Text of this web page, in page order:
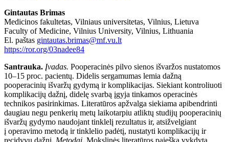
Gintautas Brimas
Medicinos fakultetas, Vilniaus universitetas, Vilnius, Lietuva
Faculty of Medicine, Vilnius University, Vilnius, Lithuania
El. paštas gintautas.brimas@mf.vu.lt
https://ror.org/03nadee84
Santrauka. Įvadas. Pooperacinės pilvo sienos išvaržos nustatomos
10–15 proc. pacientų. Didelis sergamumas lemia dažną
pooperacinių išvaržų gydymą ir komplikacijas. Siekiant kontroliuoti
komplikacijų dažnį, didelę svarbą įgyja tinkamos operacinės
technikos pasirinkimas. Literatūros apžvalga siekiama apibendrinti
daugiau negu penkerių metų laikotarpiu atliktų studijų pooperacinių
išvaržų gydymo naudojant tinklelį rezultatus ir, atsižvelgiant
į operavimo metodą ir tinklelio padėtį, nustatyti komplikacijų ir
recidyvų dažnį. Metodai. Mokslinės literatūros paieška vykdyta